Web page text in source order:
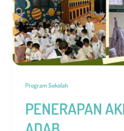
Program Sekolah
PENERAPAN